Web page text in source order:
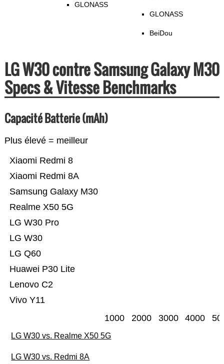
GLONASS
GLONASS
BeiDou
LG W30 contre Samsung Galaxy M30
Specs & Vitesse Benchmarks
Capacité Batterie (mAh)
Plus élevé = meilleur
Vivo Y11
Lenovo C2
Huawei P30 Lite
LG Q60
LG W30
LG W30 Pro
Realme X50 5G
Samsung Galaxy M30
Xiaomi Redmi 8A
Xiaomi Redmi 8
1000 2000 3000 4000
LG W30 vs. Realme X50 5G
LG W30 vs. Redmi 8A